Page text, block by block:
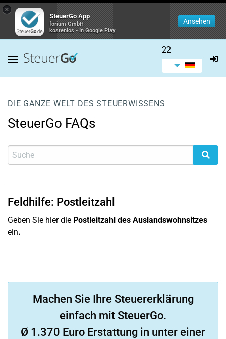
×
SteuerGo App
forium GmbH
kostenlos - In Google Play
Ansehen
22
DIE GANZE WELT DES STEUERWISSENS
SteuerGo FAQs
Feldhilfe: Postleitzahl
Geben Sie hier die Postleitzahl des Auslandswohnsitzes
ein.
Machen Sie Ihre Steuererklärung
einfach mit SteuerGo.
Ø 1.370 Euro Erstattung in unter einer